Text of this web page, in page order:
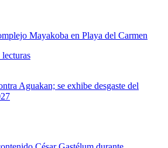
Mayakoba en Playa del Carmen
lecturas
Aguakan; se exhibe desgaste del